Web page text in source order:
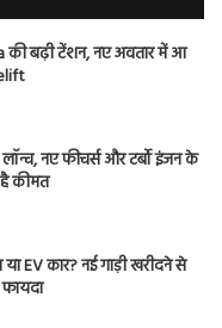
बढ़ी टेंशन, नए अवतार में आ
नए फीचर्स और टर्बो इंजन के
कीमत
EV कार? नई गाड़ी खरीदने से